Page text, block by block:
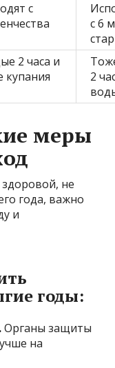
с
с 6
2 часа и
купания
2
меры
не
года, важно
и
годы:
Органы защиты
на